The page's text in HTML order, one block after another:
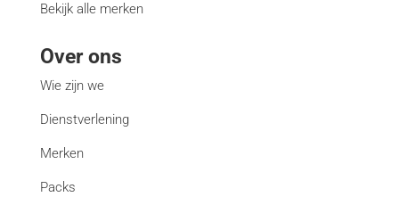
Bekijk alle merken
Over ons
Wie zijn we
Dienstverlening
Merken
Packs